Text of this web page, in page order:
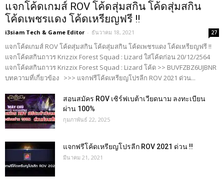
แจกโค้ดเกมส์ ROV โค้ดสุ่มสกิน โค้ดสุ่มสกิน
โค้ดเพชรแดง โค้ดเหรียญฟรี !!
i3siam Tech & Game Editor - ธันวาคม 18, 2021 27
แจกโค้ดเกมส์ ROV โค้ดสุ่มสกิน โค้ดสุ่มสกิน โค้ดเพชรแดง โค้ดเหรียญฟรี !!
แจกโค้ดสกินถาวร Krizzix Forest Squad : Lizard ใส่โค้ดก่อน 20/12/2564
แจกโค้ดสกินถาวร Krizzix Forest Squad : Lizard โค้ด >> BUVFZBZ6UJBNR
บทความที่เกี่ยวข้อง >>> แจกฟรีโค้ดเหรียญโปรลีก ROV 2021 ด่วน...
สอนสมัคร ROV เซิร์ฟเบต้าเวียดนาม ลงทะเบียน
ผ่าน 100%
กุมภาพันธ์ 22, 2025
แจกฟรีโค้ดเหรียญโปรลีก ROV 2021 ด่วน !!
มีนาคม 21, 2021